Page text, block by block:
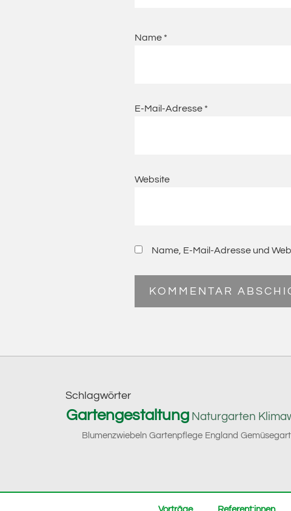
Name *
E-Mail-Adresse *
Website
Name, E-Mail-Adresse und
Footer
Schlagwörter
Gartengestaltung Naturgarten
Blumenzwiebeln Gartenpflege England